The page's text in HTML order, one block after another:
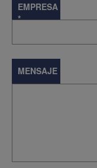
EMPRESA
*
MENSAJE